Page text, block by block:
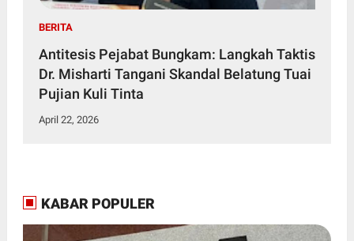
BERITA
Antitesis Pejabat Bungkam: Langkah Taktis
Dr. Misharti Tangani Skandal Belatung Tuai
Pujian Kuli Tinta
April 22, 2026
KABAR POPULER